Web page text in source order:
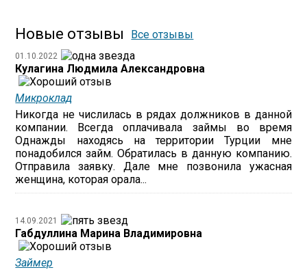
Новые отзывы Все отзывы
01.10.2022
Кулагина Людмила Александровна
Микроклад
Никогда не числилась в рядах должников в данной
компании. Всегда оплачивала займы во время
Однажды находясь на территории Турции мне
понадобился займ. Обратилась в данную компанию.
Отправила заявку. Дале мне позвонила ужасная
женщина, которая орала...
14.09.2021
Габдуллина Марина Владимировна
Займер